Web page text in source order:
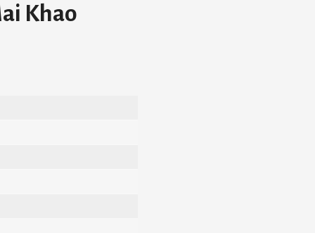
Khao